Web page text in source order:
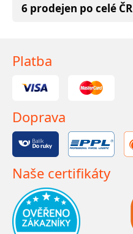
6 prodejen po celé ČR
Platba
Doprava
Naše certifikáty